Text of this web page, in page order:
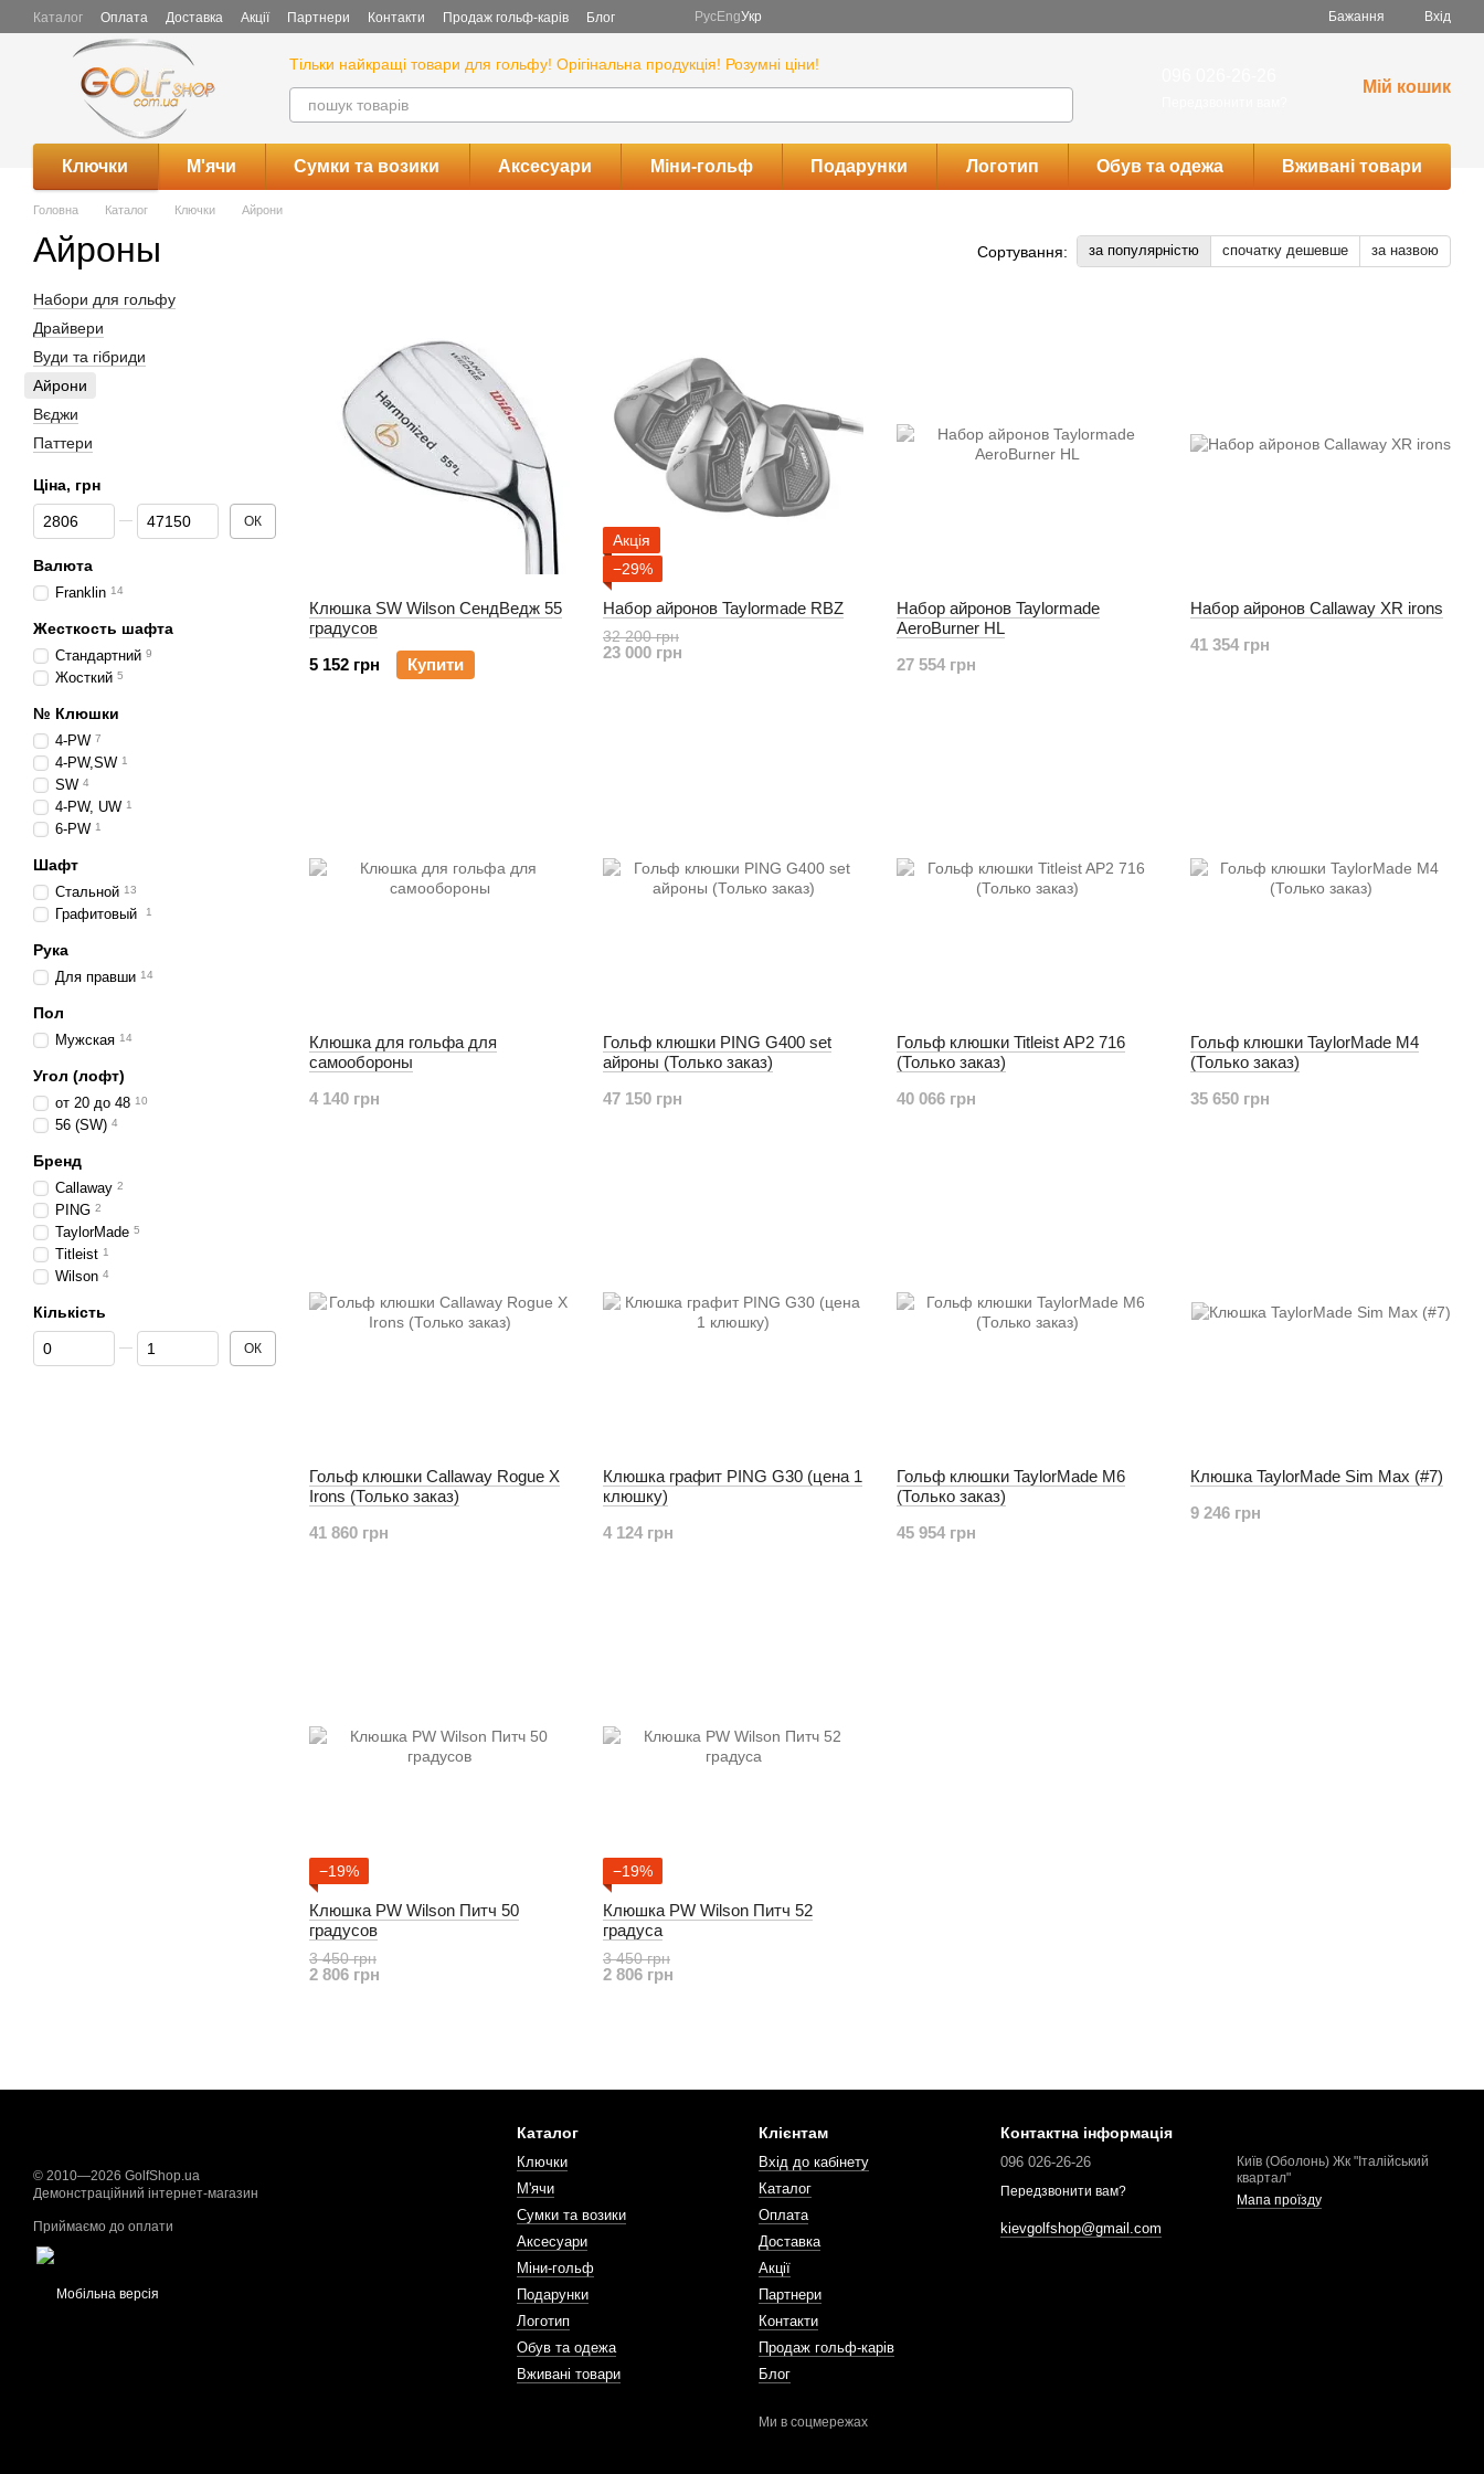
Перейти до основного контенту
Каталог Оплата Доставка Акції Партнери Контакти Продаж гольф-карів Блог РусEngУкр Бажання Вхід
Тільки найкращі товари для гольфу! Орігінальна продукція! Розумні ціни!
Мій кошик
Ключки М'ячи Сумки та возики Аксесуари Міни-гольф Подарунки Логотип Обув та одежа Вживані товари
Головна Каталог Ключки Айрони
Айроны Сортування: за популярністю спочатку дешевше за назвою
Клюшка SW Wilson СендВедж 55
градусов
5 152 грн
Купити
Акція
−29%
Набор айронов Taylormade RBZ
32 200 грн
23 000 грн
Набор айронов Taylormade
AeroBurner HL
27 554 грн
Набор айронов Callaway XR irons
41 354 грн
Клюшка для гольфа для
самообороны
4 140 грн
Гольф клюшки PING G400 set
айроны (Только заказ)
47 150 грн
Гольф клюшки Titleist AP2 716
(Только заказ)
40 066 грн
Гольф клюшки TaylorMade M4
(Только заказ)
35 650 грн
Гольф клюшки Callaway Rogue X
Irons (Только заказ)
41 860 грн
Клюшка графит PING G30 (цена 1
клюшку)
4 124 грн
Гольф клюшки TaylorMade M6
(Только заказ)
45 954 грн
Клюшка TaylorMade Sim Max (#7)
9 246 грн
−19%
Клюшка PW Wilson Питч 50
градусов
3 450 грн
2 806 грн
−19%
Клюшка PW Wilson Питч 52
градуса
3 450 грн
2 806 грн
Набори для гольфу
Драйвери
Вуди та гібриди
Айрони
Вєджи
Паттери
Ціна, грн
Від Ціна, грн
До Ціна, грн ОК
Валюта
Franklin 14
Жесткость шафта
Стандартний 9
Жосткий 5
№ Клюшки
4-PW 7
4-PW,SW 1
SW 4
4-PW, UW 1
6-PW 1
Шафт
Стальной 13
Графитовый 1
Рука
Для правши 14
Пол
Мужская 14
Угол (лофт)
от 20 до 48 10
56 (SW) 4
Бренд
Callaway 2
PING 2
TaylorMade 5
Titleist 1
Wilson 4
Кількість
Від Кількість
До Кількість ОК
© 2010—2026 GolfShop.ua
Демонстраційний інтернет-магазин
Приймаємо до оплати
Мобільна версія
Каталог
Ключки
М'ячи
Сумки та возики
Аксесуари
Міни-гольф
Подарунки
Логотип
Обув та одежа
Вживані товари
Клієнтам
Вхід до кабінету
Каталог
Оплата
Доставка
Акції
Партнери
Контакти
Продаж гольф-карів
Блог
Ми в соцмережах
Контактна інформація
096 026-26-26
Передзвонити вам?
kievgolfshop@gmail.com
Київ (Оболонь) Жк "Італійський
квартал"
Мапа проїзду